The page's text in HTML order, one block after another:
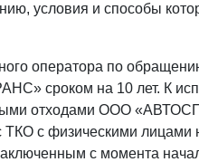
условия и способы
оператора по
сроком на 10 лет. К
отходами ООО
с физическими лицами
с момента